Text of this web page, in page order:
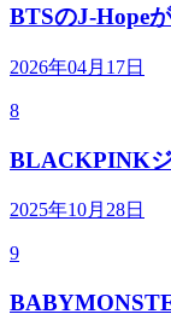
BTSのJ-Hope
2026年04月17日
8
BLACKPINK
2025年10月28日
9